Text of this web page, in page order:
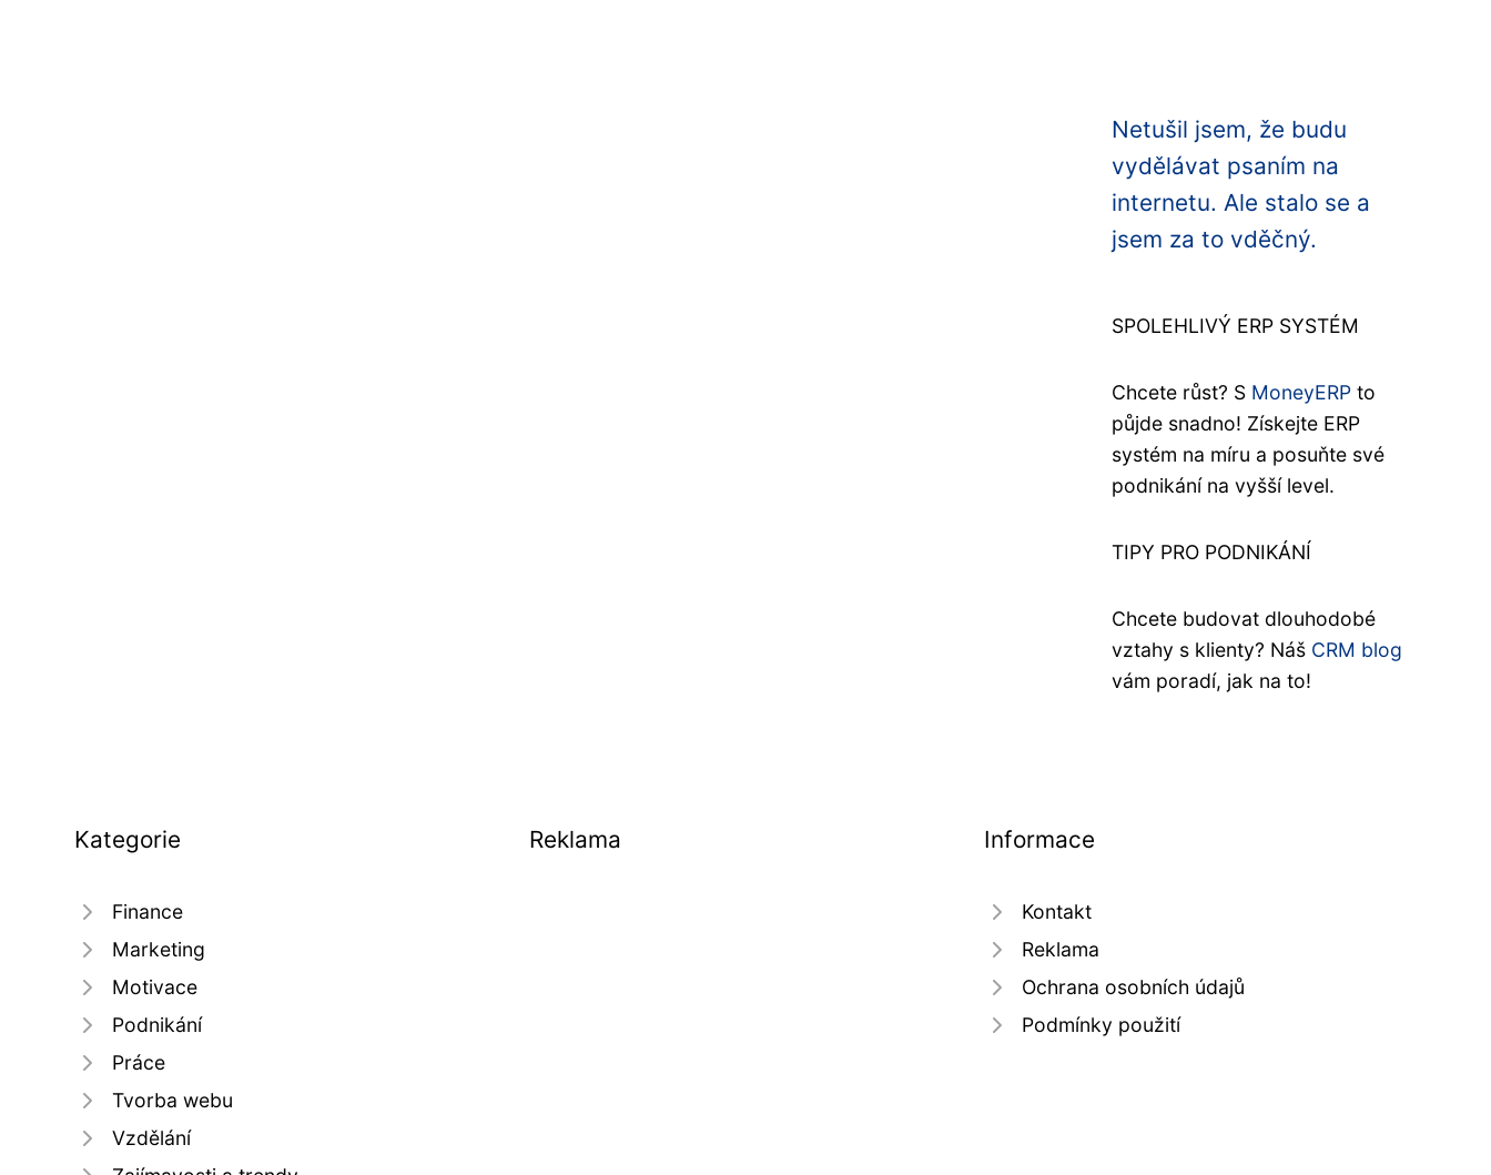
Netušil jsem, že budu
vydělávat psaním na
internetu. Ale stalo se a
jsem za to vděčný.
SPOLEHLIVÝ ERP SYSTÉM
Chcete růst? S MoneyERP to
půjde snadno! Získejte ERP
systém na míru a posuňte své
podnikání na vyšší level.
TIPY PRO PODNIKÁNÍ
Chcete budovat dlouhodobé
vztahy s klienty? Náš CRM blog
vám poradí, jak na to!
Kategorie
Finance
Marketing
Motivace
Podnikání
Práce
Tvorba webu
Vzdělání
Reklama Informace
Kontakt
Reklama
Ochrana osobních údajů
Podmínky použití